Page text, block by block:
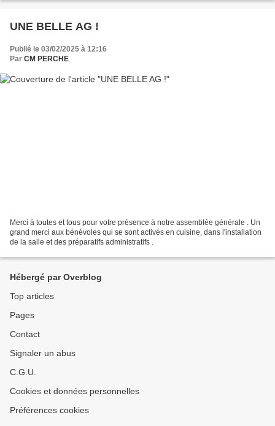
UNE BELLE AG !
Publié le 03/02/2025 à 12:16
Par CM PERCHE
Merci à toutes et tous pour votre présence à notre assemblée générale . Un
grand merci aux bénévoles qui se sont activés en cuisine, dans l'installation
de la salle et des préparatifs administratifs .
Hébergé par Overblog
Top articles
Pages
Contact
Signaler un abus
C.G.U.
Cookies et données personnelles
Préférences cookies